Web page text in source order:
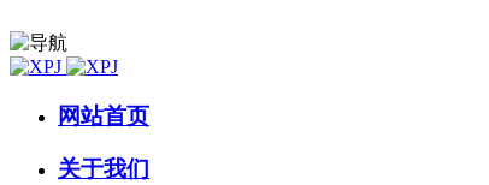
网站首页
关于我们